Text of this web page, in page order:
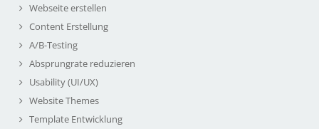
Webseite erstellen
Content Erstellung
A/B-Testing
Absprungrate reduzieren
Usability (UI/UX)
Website Themes
Template Entwicklung